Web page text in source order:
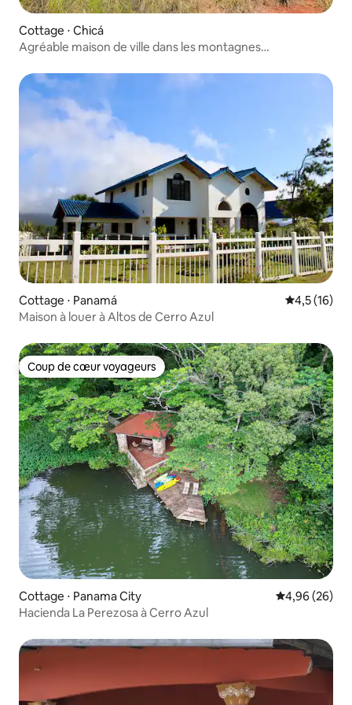
Cottage ⋅ Chicá
Agréable maison de ville dans les montagnes
Cottage ⋅ Panamá Évaluation
4,5 (16)
Maison à louer à Altos de Cerro Azul
Coup de cœur voyageurs
Coup de cœur voyageurs
Cottage ⋅ Panama City Évaluation
4,96 (26)
Hacienda La Perezosa à Cerro Azul